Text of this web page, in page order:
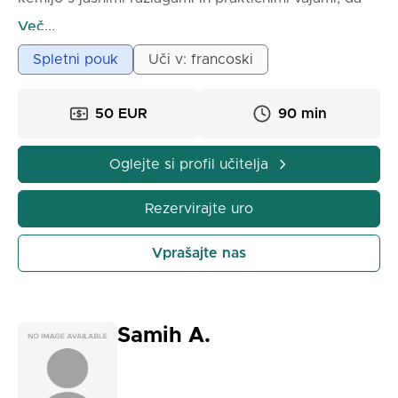
boste lahko brez stresa uspešno opravili izpite.
Več...
Spletni pouk Uči v: francoski
50 EUR 90 min
Oglejte si profil učitelja
Rezervirajte uro
Vprašajte nas
Samih A.